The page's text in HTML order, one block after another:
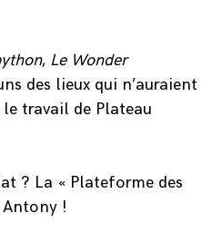
, Le Wonder
des lieux qui n’auraient
travail de Plateau
? La « Plateforme des
Antony !